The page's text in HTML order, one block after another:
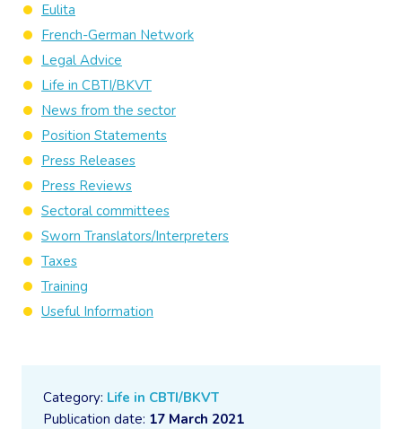
Category: Life in CBTI/BKVT
Publication date: 17 March 2021
Eulita
French-German Network
Legal Advice
Life in CBTI/BKVT
News from the sector
Position Statements
Press Releases
Press Reviews
Sectoral committees
Sworn Translators/Interpreters
Taxes
Training
Useful Information